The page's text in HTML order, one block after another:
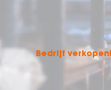
Bedrijf verkopen